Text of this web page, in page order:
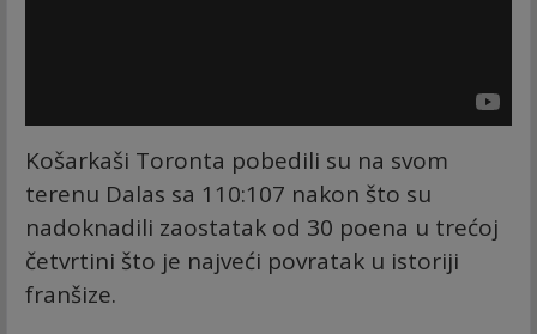
Košarkaši Toronta pobedili su na svom
terenu Dalas sa 110:107 nakon što su
nadoknadili zaostatak od 30 poena u trećoj
četvrtini što je najveći povratak u istoriji
franšize.